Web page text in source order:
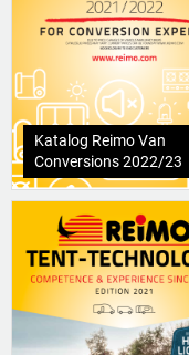
Katalog Reimo Van
Conversions 2022/23